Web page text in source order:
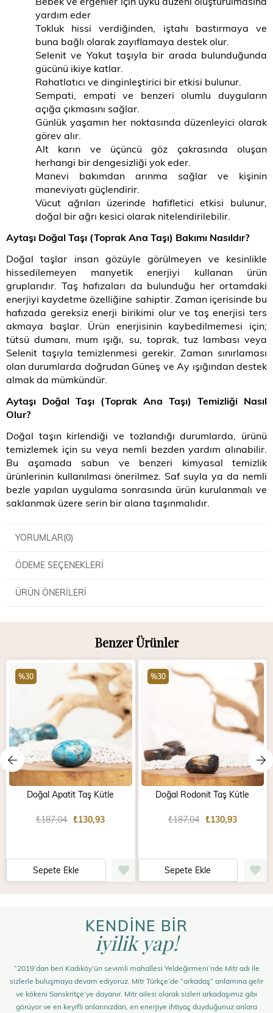
yardım eder
Tokluk hissi verdiğinden, iştahı bastırmaya ve
buna bağlı olarak zayıflamaya destek olur.
Selenit ve Yakut taşıyla bir arada bulunduğunda
gücünü ikiye katlar.
Rahatlatıcı ve dinginleştirici bir etkisi bulunur.
Sempati, empati ve benzeri olumlu duyguların
açığa çıkmasını sağlar.
Günlük yaşamın her noktasında düzenleyici olarak
görev alır.
Alt karın ve üçüncü göz çakrasında oluşan
herhangi bir dengesizliği yok eder.
Manevi bakımdan arınma sağlar ve kişinin
maneviyatı güçlendirir.
Vücut ağrıları üzerinde hafifletici etkisi bulunur,
doğal bir ağrı kesici olarak nitelendirilebilir.
Aytaşı Doğal Taşı (Toprak Ana Taşı) Bakımı Nasıldır?
Doğal taşlar insan gözüyle görülmeyen ve kesinlikle
hissedilemeyen manyetik enerjiyi kullanan ürün
gruplarıdır. Taş hafızaları da bulunduğu her ortamdaki
enerjiyi kaydetme özelliğine sahiptir. Zaman içerisinde bu
hafızada gereksiz enerji birikimi olur ve taş enerjisi ters
akmaya başlar. Ürün enerjisinin kaybedilmemesi için;
tütsü dumanı, mum ışığı, su, toprak, tuz lambası veya
Selenit taşıyla temizlenmesi gerekir. Zaman sınırlaması
olan durumlarda doğrudan Güneş ve Ay ışığından destek
almak da mümkündür.
Aytaşı Doğal Taşı (Toprak Ana Taşı) Temizliği Nasıl
Olur?
Doğal taşın kirlendiği ve tozlandığı durumlarda, ürünü
temizlemek için su veya nemli bezden yardım alınabilir.
Bu aşamada sabun ve benzeri kimyasal temizlik
ürünlerinin kullanılması önerilmez. Saf suyla ya da nemli
bezle yapılan uygulama sonrasında ürün kurulanmalı ve
saklanmak üzere serin bir alana taşınmalıdır.
YORUMLAR(0)
ÖDEME SEÇENEKLERI
ÜRÜN ÖNERILERI
Benzer Ürünler
Doğal Apatit Taş Kütle
₺130,93
₺187,04
Sepete Ekle
%30
Doğal Rodonit Taş Kütle
₺130,93
₺187,04
Sepete Ekle
%30
KENDİNE BİR
iyilik yap!
“2019’dan beri Kadıköy’ün sevimli mahallesi Yeldeğirmeni’nde Mitr adı ile
sizlerle buluşmaya devam ediyoruz. Mitr Türkçe’de “arkadaş” anlamına gelir
ve kökeni Sanskritçe’ye dayanır. Mitr ailesi olarak sizleri arkadaşımız gibi
görüyor ve en keyifli anlarınızdan, en enerjiye ihtiyaç duyduğunuz anlara